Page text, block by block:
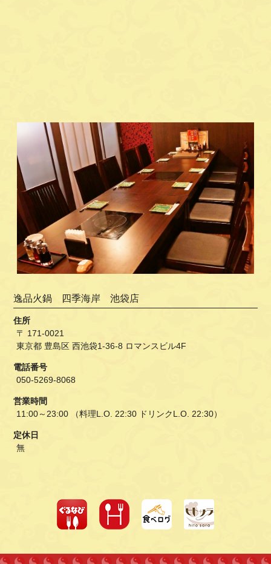
逸品火鍋 四季海岸 池袋店
住所
〒 171-0021
東京都 豊島区 西池袋1-36-8 ロマンスビル4F
電話番号
050-5269-8068
営業時間
11:00～23:00 （料理L.O. 22:30 ドリンクL.O. 22:30）
定休日
無